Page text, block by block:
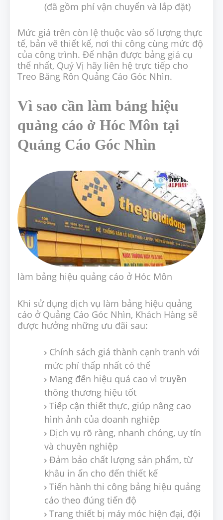
(đã gồm phí vận chuyển và lắp đặt)
Mức giá trên còn lệ thuộc vào số lượng thực
tế, bản vẽ thiết kế, nơi thi công cùng mức độ
của công trình. Để nhận được bảng giá cụ
thể nhất, Quý Vị hãy liên hệ trực tiếp cho
Treo Băng Rôn Quảng Cáo Góc Nhìn.
Vì sao cần làm bảng hiệu
quảng cáo ở Hóc Môn tại
Quảng Cáo Góc Nhìn
làm bảng hiệu quảng cáo ở Hóc Môn
Khi sử dụng dịch vụ làm bảng hiệu quảng
cáo ở Quảng Cáo Góc Nhìn, Khách Hàng sẽ
được hưởng những ưu đãi sau:
Chính sách giá thành cạnh tranh với
mức phí thấp nhất có thể
Mang đến hiệu quả cao vì truyền
thông thương hiệu tốt
Tiếp cận thiết thực, giúp nâng cao
hình ảnh của doanh nghiệp
Dịch vụ rõ ràng, nhanh chóng, uy tín
và chuyên nghiệp
Đảm bảo chất lượng sản phẩm, từ
khâu in ấn cho đến thiết kế
Tiến hành thi công bảng hiệu quảng
cáo theo đúng tiến độ
Trang thiết bị máy móc hiện đại, đội